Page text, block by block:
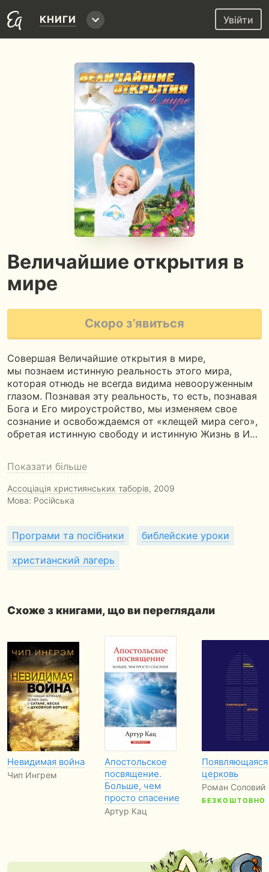
КНИГИ Увійти
Величайшие открытия в
мире
Скоро з’явиться
Совершая Величайшие открытия в мире,
мы познаем истинную реальность этого мира,
которая отнюдь не всегда видима невооруженным
глазом. Познавая эту реальность, то есть, познавая
Бога и Его мироустройство, мы изменяем свое
сознание и освобождаемся от «клещей мира сего»,
обретая истинную свободу и истинную Жизнь в И…
Показати більше
Ассоціація християнських таборів, 2009
Мова: Російська
Програми та посібники библейские уроки
христианский лагерь
Схоже з книгами, що ви переглядали
Невидимая война
Чип Ингрем
Апостольское
посвящение.
Больше, чем
просто спасение
Артур Кац
Появляющаяся
церковь
Роман Соловий
БЕЗКОШТОВНО